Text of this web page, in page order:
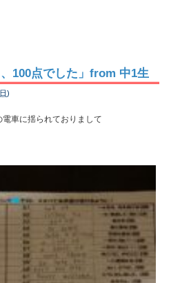
、100点でした」from 中1生
)
車に揺られておりまして